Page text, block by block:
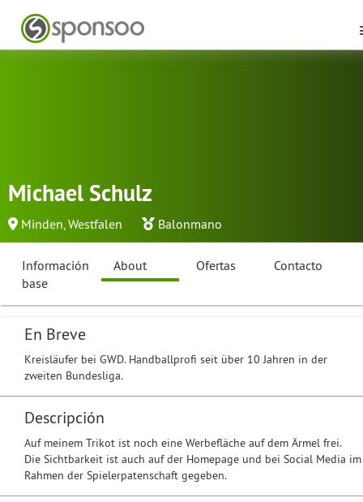
Michael Schulz
Minden, Westfalen Balonmano
Información
base
About Ofertas Contacto
En Breve
Kreisläufer bei GWD. Handballprofi seit über 10 Jahren in der
zweiten Bundesliga.
Descripción
Auf meinem Trikot ist noch eine Werbefläche auf dem Ärmel frei.
Die Sichtbarkeit ist auch auf der Homepage und bei Social Media im
Rahmen der Spielerpatenschaft gegeben.